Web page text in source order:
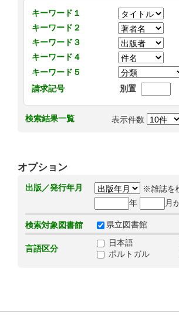
キーワード１
キーワード２
キーワード３
キーワード４
キーワード５
請求記号
別置
検索結果一覧 表示件数
オプション
出版／発行年月
※雑誌を
年
月
検索対象図書館 県立図書館
言語区分
日本語
ポルトガル